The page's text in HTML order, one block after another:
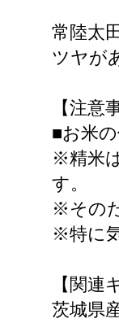
常陸太
ツヤが
【注意
■お米
※精米
す。
※その
※特に
【関連
茨城県